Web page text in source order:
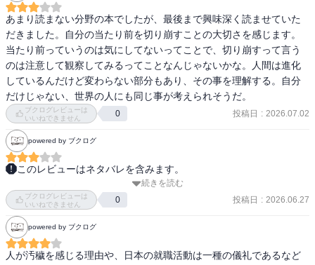
ど、「社会人」というと働いている人を表すというのは確かに不思
議だよなと思う。「会社人」なら分かるけど、なんで「社会人」で
働いている人という意味合いになったのだろう。
何でも妖術のせいにする国の話については、自分は「妖怪ウォッ
チ」を思い出した。自分はちゃんと見たことないけど、寝坊したら
妖怪のせいにするとかいう歌で、なんでも妖怪のせいにすると批判
的な人もいたような。なので、日本でもそういう考えは受け入れや
すいのではないかなと思う(フィクションの世界ではあるけど)。
あまり読まない分野の本でしたが、最後まで興味深く読ませていた
だきました。自分の当たり前を切り崩すことの大切さを感じます。
当たり前っていうのは気にしてないってことで、切り崩すって言う
のは注意して観察してみるってことなんじゃないかな。人間は進化
しているんだけど変わらない部分もあり、その事を理解する。自分
だけじゃない、世界の人にも同じ事が考えられそうだ。
ブクログレビューは
いいねできません
0 投稿日 : 2026.07.02
powered by ブクログ
このレビューはネタバレを含みます。
『自分のあたりまえを切り崩す文化人類学入門』(箕曲在弘)は、まさ
に「文化人類学って何？」という基本的な疑問に対して、納得させ
てくれる一冊。
高校生の頃に読んでいたらよかった。
けれど今読んでも、十分に面白く、そして深く考えさせられる内容
です。
続きを読む
ブクログレビューは
いいねできません
0 投稿日 : 2026.06.27
powered by ブクログ
人が汚穢を感じる理由や、日本の就職活動は一種の儀礼であるなど